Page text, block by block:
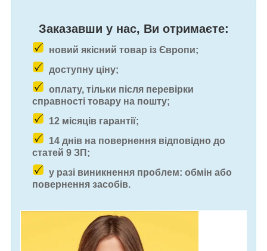
Заказавши у нас, Ви отримаєте:
новий якісний товар із Європи;
доступну ціну;
оплату, тільки після перевірки
справності товару на пошту;
12 місяців гарантії;
14 днів на повернення відповідно до
статей 9 ЗП;
у разі виникнення проблем: обмін або
повернення засобів.